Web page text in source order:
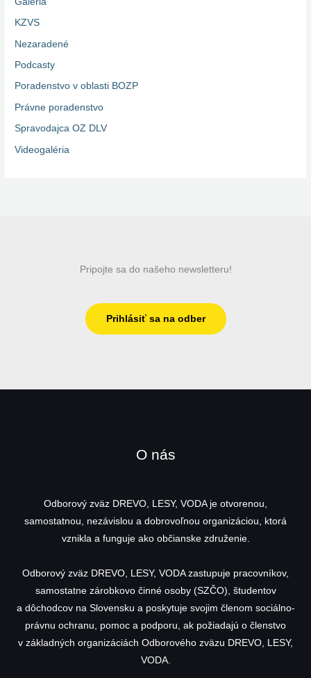
KZVS
Nezaradené
Podcasty
Poradenstvo v oblasti BOZP
Právne poradenstvo
Spravodajca OZ DLV
Videogaléria
Pripojte sa do našeho newsletteru!
Prihlásiť sa na odber
O nás
Odborový zväz DREVO, LESY, VODA je otvorenou,
samostatnou, nezávislou a dobrovoľnou organizáciou, ktorá
vznikla a funguje ako občianske združenie.
Odborový zväz DREVO, LESY, VODA zastupuje pracovníkov,
samostatne zárobkovo činné osoby (SZČO), študentov
a dôchodcov na Slovensku a poskytuje svojim členom sociálno-
právnu ochranu, pomoc a podporu, ak požiadajú o členstvo
v základných organizáciách Odborového zväzu DREVO, LESY,
VODA.